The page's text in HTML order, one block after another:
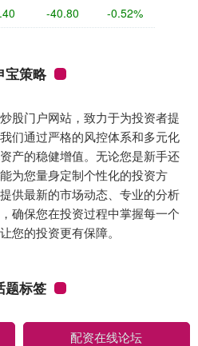
-40.80 -0.52%
宝策略
股门户网站，致力于为投资者提
们通过严格的风控体系和多元化
产的稳健增值。无论您是新手还
为您量身定制个性化的投资方
供最新的市场动态、专业的分析
确保您在投资过程中掌握每一个
您的投资更有保障。
题标签
配资在线论坛